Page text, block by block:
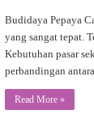
Budidaya Pepaya
yang sangat tepat.
Kebutuhan pasar
perbandingan
Read More »